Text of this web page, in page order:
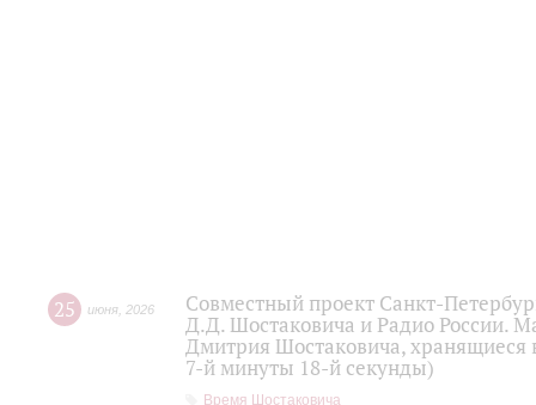
25 июня 2026
Совместный проект Санкт-
Д.Д. Шостаковича и Радио России.
Дмитрия Шостаковича, хранящиеся
7-й минуты 18-й секунды)
Время Шостаковича